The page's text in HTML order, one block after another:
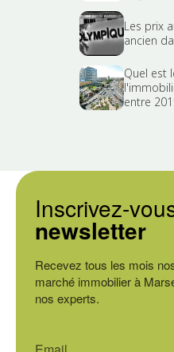
Les prix
ancien
Quel est
entre
Inscrivez-
newsletter
Recevez tous les mois
marché immobilier à
nos experts.